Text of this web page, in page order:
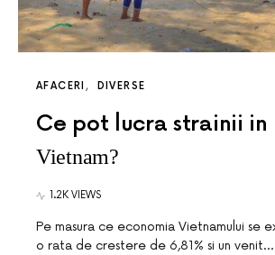
AFACERI DIVERSE
Ce pot lucra strainii in
Vietnam?
1.2K VIEWS
Pe masura ce economia Vietnamului se
o rata de crestere de 6,81% si un venit…